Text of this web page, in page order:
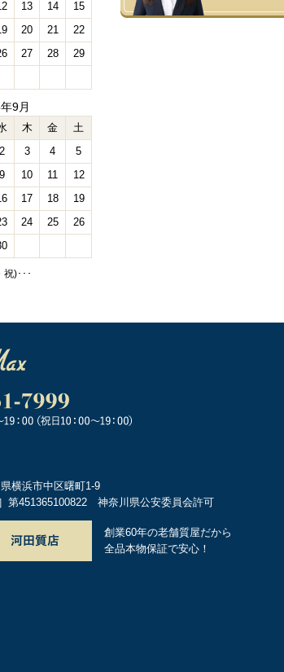
13 14 15
20 21 22
27 28 29
9月
木 金 土
2 3 4 5
9 10 11 12
17 18 19
24 25 26
)･･･
横浜市中区曙町1-9
第451365100822 神奈川県公安委員会許可
創業60年の老舗質屋だから
全品本物保証で安心！